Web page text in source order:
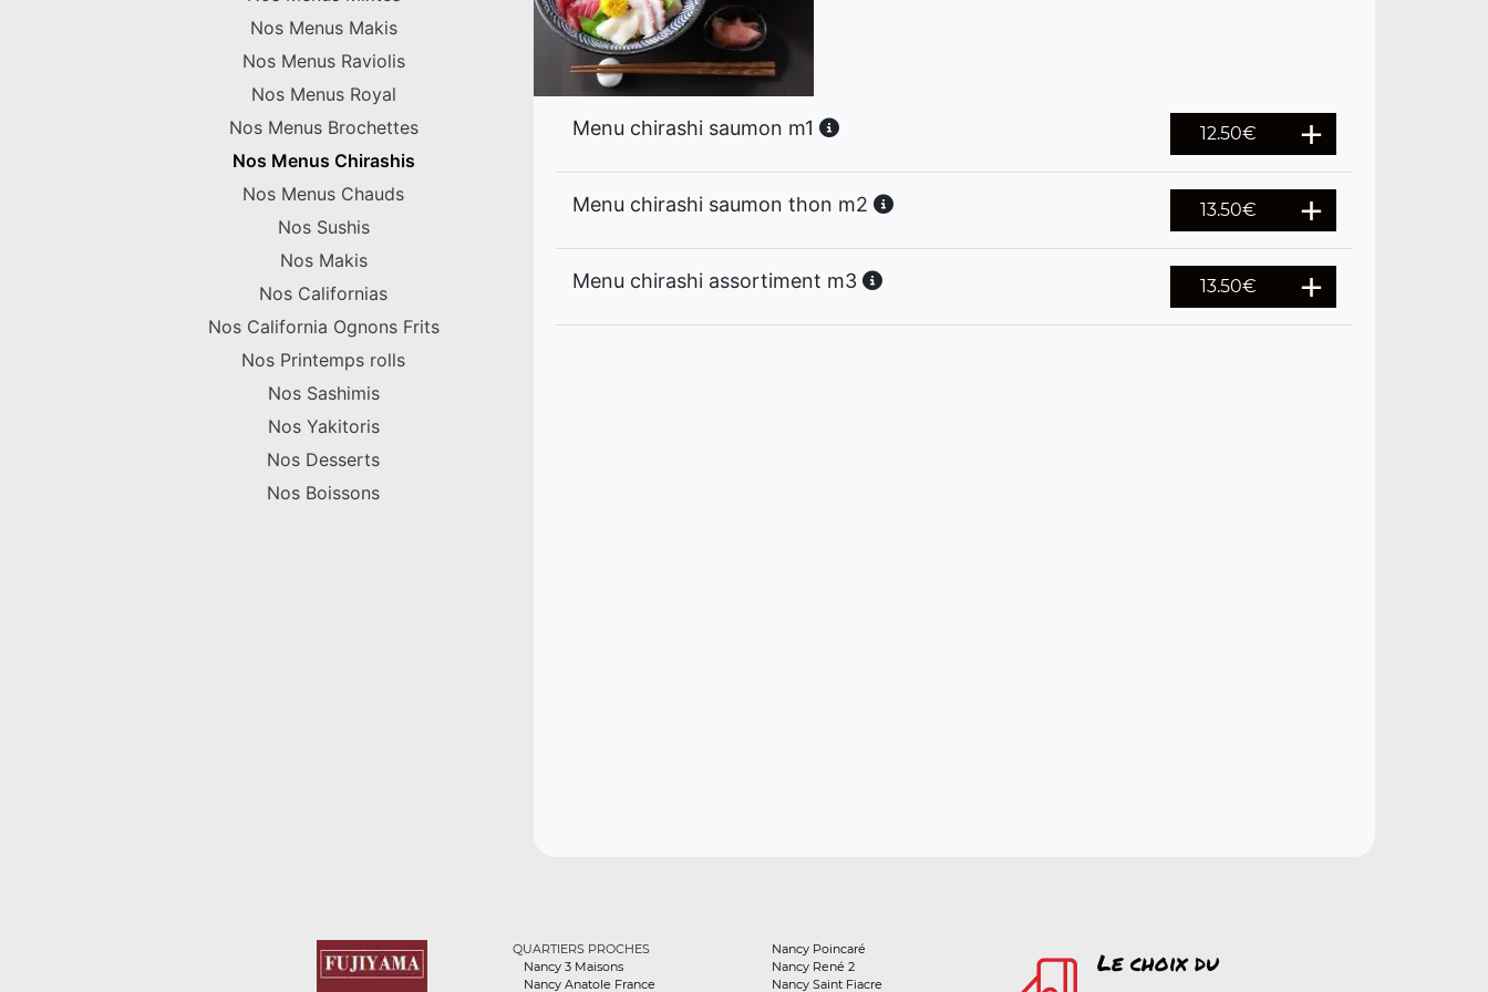
Nos Menus Makis
Nos Menus Raviolis
Nos Menus Royal
Nos Menus Brochettes
Nos Menus Chirashis
Nos Menus Chauds
Nos Sushis
Nos Makis
Nos Californias
Nos California Ognons Frits
Nos Printemps rolls
Nos Sashimis
Nos Yakitoris
Nos Desserts
Nos Boissons
Menu chirashi saumon m1 12.50€
Menu chirashi saumon thon m2 13.50€
Menu chirashi assortiment m3 13.50€
QUARTIERS PROCHES
Nancy 3 Maisons
Nancy Anatole France
Nancy Poincaré
Nancy René 2
Nancy Saint Fiacre
Le choix du